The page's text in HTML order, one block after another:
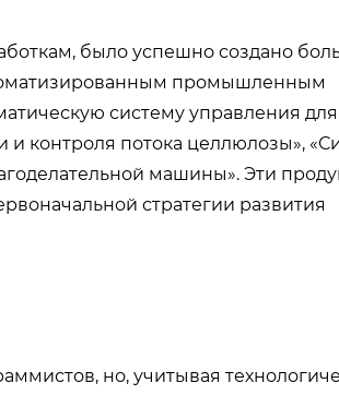
было успешно создано
промышленным
систему управления для
контроля потока целлюлозы»,
машины». Эти
стратегии развития
но, учитывая